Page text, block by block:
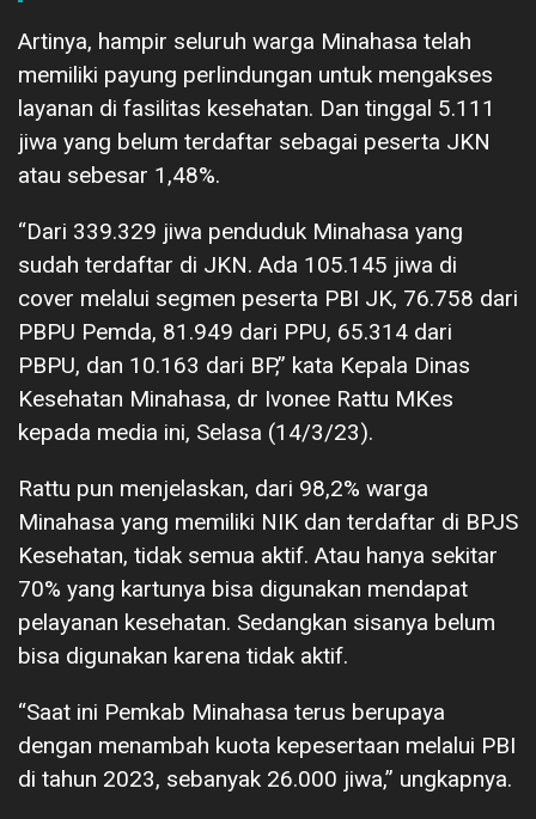
Artinya, hampir seluruh warga Minahasa telah
memiliki payung perlindungan untuk mengakses
layanan di fasilitas kesehatan. Dan tinggal 5.111
jiwa yang belum terdaftar sebagai peserta JKN
atau sebesar 1,48%.
“Dari 339.329 jiwa penduduk Minahasa yang
sudah terdaftar di JKN. Ada 105.145 jiwa di
cover melalui segmen peserta PBI JK, 76.758 dari
PBPU Pemda, 81.949 dari PPU, 65.314 dari
PBPU, dan 10.163 dari BP,” kata Kepala Dinas
Kesehatan Minahasa, dr Ivonee Rattu MKes
kepada media ini, Selasa (14/3/23).
Rattu pun menjelaskan, dari 98,2% warga
Minahasa yang memiliki NIK dan terdaftar di BPJS
Kesehatan, tidak semua aktif. Atau hanya sekitar
70% yang kartunya bisa digunakan mendapat
pelayanan kesehatan. Sedangkan sisanya belum
bisa digunakan karena tidak aktif.
“Saat ini Pemkab Minahasa terus berupaya
dengan menambah kuota kepesertaan melalui PBI
di tahun 2023, sebanyak 26.000 jiwa,” ungkapnya.